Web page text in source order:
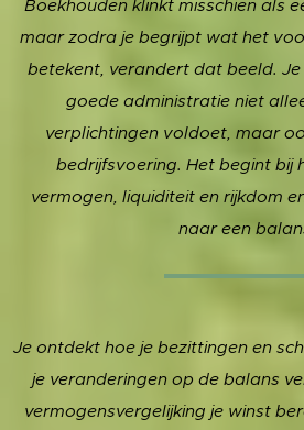
Boekhouden klinkt misschien als
maar zodra je begrijpt wat het
betekent, verandert dat beeld.
goede administratie niet
verplichtingen voldoet, maar
bedrijfsvoering. Het begint bij
vermogen, liquiditeit en rijkdom
naar een
Je ontdekt hoe je bezittingen en
je veranderingen op de balans
vermogensvergelijking je winst